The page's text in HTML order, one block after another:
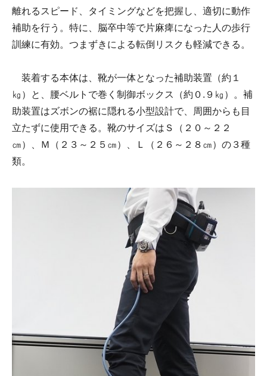
離れるスピード、タイミングなどを把握し、適切に動作
補助を行う。特に、脳卒中等で片麻痺になった人の歩行
訓練に有効。つまずきによる転倒リスクも軽減できる。
装着する本体は、靴が一体となった補助装置（約１
㎏）と、腰ベルトで巻く制御ボックス（約０.９㎏）。補
助装置はズボンの裾に隠れる小型設計で、周囲からも目
立たずに使用できる。靴のサイズはＳ（２０～２２
㎝）、Ｍ（２３～２５㎝）、Ｌ（２６～２８㎝）の３種
類。